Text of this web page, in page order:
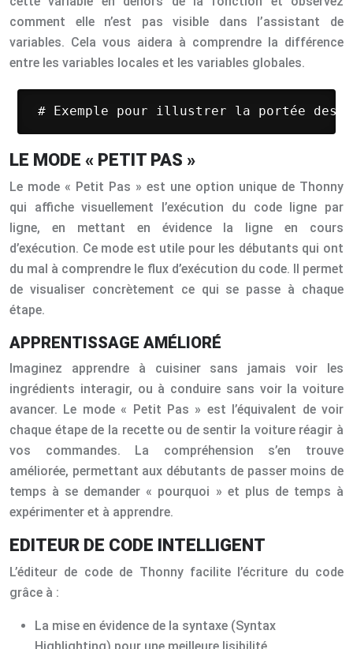
comment elle n’est pas visible dans l’assistant de
variables. Cela vous aidera à comprendre la différence
entre les variables locales et les variables globales.
# Exemple pour illustrer la portée des
LE MODE « PETIT PAS »
Le mode « Petit Pas » est une option unique de Thonny
qui affiche visuellement l’exécution du code ligne par
ligne, en mettant en évidence la ligne en cours
d’exécution. Ce mode est utile pour les débutants qui ont
du mal à comprendre le flux d’exécution du code. Il permet
de visualiser concrètement ce qui se passe à chaque
étape.
APPRENTISSAGE AMÉLIORÉ
Imaginez apprendre à cuisiner sans jamais voir les
ingrédients interagir, ou à conduire sans voir la voiture
avancer. Le mode « Petit Pas » est l’équivalent de voir
chaque étape de la recette ou de sentir la voiture réagir à
vos commandes. La compréhension s’en trouve
améliorée, permettant aux débutants de passer moins de
temps à se demander « pourquoi » et plus de temps à
expérimenter et à apprendre.
EDITEUR DE CODE INTELLIGENT
L’éditeur de code de Thonny facilite l’écriture du code
grâce à :
La mise en évidence de la syntaxe (Syntax
Highlighting) pour une meilleure lisibilité.